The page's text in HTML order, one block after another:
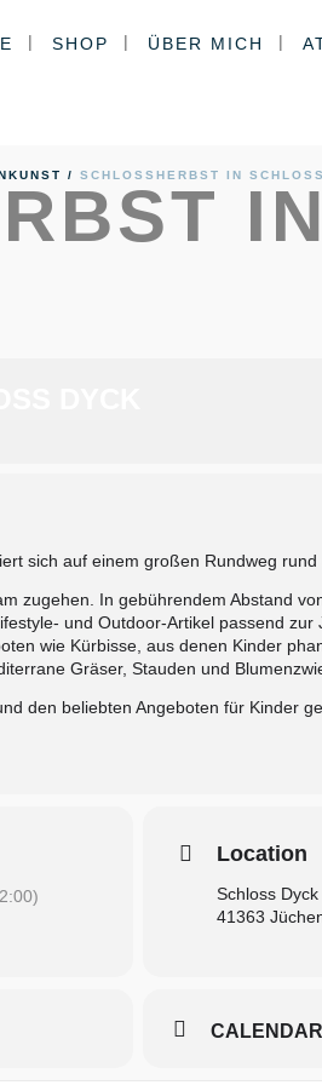
SHOP ÜBER MICH
in
/ SCHLOSSHERBST IN
sich auf einem großen Rundweg rund
zugehen. In gebührendem Abstand
und Outdoor-Artikel passend
wie Kürbisse, aus denen Kinder
Gräser, Stauden und
den beliebten Angeboten für Kinder
Location
Schloss Dyck
41363
CALENDAR